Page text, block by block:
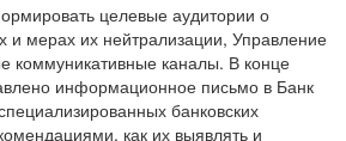
целевые аудитории о
и мерах их нейтрализации, Управление
коммуникативные каналы. В конце
информационное письмо в Банк
банковских
как их выявлять и